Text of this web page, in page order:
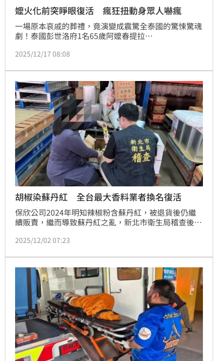
嬤火化前突睜眼復活 瘋狂扭動身眾人嚇瘋
一場原本哀戚的葬禮，竟演變成震驚全泰國的驚悚驚魂
劇！泰國彭世洛府1名65歲阿嬤春提拉
慟將其遺體送往寺廟準備進行火化。沒想到就在工作人
睽睽下「奇蹟睜眼」，甚至在棺材內不斷扭動身體並發
出敲擊聲，嚇得現場法師與送行家屬魂飛魄散。
2025/12/17 08:08
胡椒染蘇丹紅 全台最大香料業者換名復活
保欣公司2024年明知辣椒粉含蘇丹紅，被退貨後仍繼
續販賣，繼而導致蘇丹紅之亂，新北市衛生局稽查後開
2025/12/02 07:23